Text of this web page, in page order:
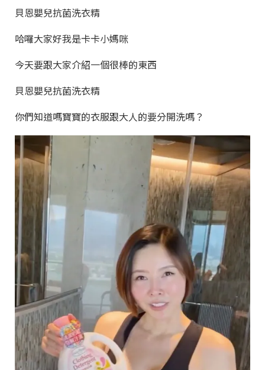
貝恩嬰兒抗菌洗衣精
哈囉大家好我是卡卡小媽咪
今天要跟大家介紹一個很棒的東西
貝恩嬰兒抗菌洗衣精
你們知道嗎寶寶的衣服跟大人的要分開洗嗎？